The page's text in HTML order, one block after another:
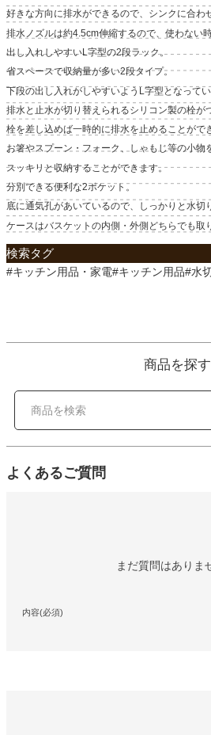
好きな方向に排水ができるので、シンクに合わ
排水ノズルは約4.5cm伸縮するので、使わない
出し入れしやすいL字型の2段ラック。
省スペースで収納量が多い2段タイプ。
下段の出し入れがしやすいようL字型となって
排水と止水が切り替えられるシリコン製の栓が
栓を差し込めば一時的に排水を止めることがで
お箸やスプーン・フォーク、しゃもじ等の小物
スッキリと収納することができます。
分別できる便利な2ポケット。
底に通気孔があいているので、しっかりと水切
ケースはバスケットの内側・外側どちらでも取
検索タグ
#キッチン用品・家電#キッチン用品#水
商品を探す
よくあるご質問
まだ質問はありま
内容(必須)